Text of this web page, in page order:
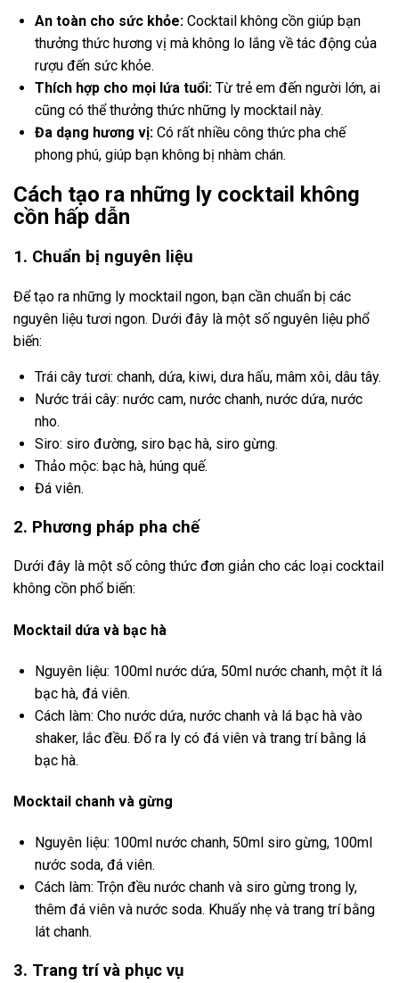
An toàn cho sức khỏe: Cocktail không cồn giúp bạn
thưởng thức hương vị mà không lo lắng về tác động của
rượu đến sức khỏe.
Thích hợp cho mọi lứa tuổi: Từ trẻ em đến người lớn, ai
cũng có thể thưởng thức những ly mocktail này.
Đa dạng hương vị: Có rất nhiều công thức pha chế
phong phú, giúp bạn không bị nhàm chán.
Cách tạo ra những ly cocktail không
cồn hấp dẫn
1. Chuẩn bị nguyên liệu
Để tạo ra những ly mocktail ngon, bạn cần chuẩn bị các
nguyên liệu tươi ngon. Dưới đây là một số nguyên liệu phổ
biến:
Trái cây tươi: chanh, dứa, kiwi, dưa hấu, mâm xôi, dâu tây.
Nước trái cây: nước cam, nước chanh, nước dứa, nước
nho.
Siro: siro đường, siro bạc hà, siro gừng.
Thảo mộc: bạc hà, húng quế.
Đá viên.
2. Phương pháp pha chế
Dưới đây là một số công thức đơn giản cho các loại cocktail
không cồn phổ biến:
Mocktail dứa và bạc hà
Nguyên liệu: 100ml nước dứa, 50ml nước chanh, một ít lá
bạc hà, đá viên.
Cách làm: Cho nước dứa, nước chanh và lá bạc hà vào
shaker, lắc đều. Đổ ra ly có đá viên và trang trí bằng lá
bạc hà.
Mocktail chanh và gừng
Nguyên liệu: 100ml nước chanh, 50ml siro gừng, 100ml
nước soda, đá viên.
Cách làm: Trộn đều nước chanh và siro gừng trong ly,
thêm đá viên và nước soda. Khuấy nhẹ và trang trí bằng
lát chanh.
3. Trang trí và phục vụ